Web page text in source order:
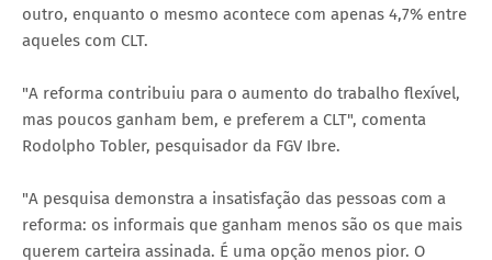
outro, enquanto o mesmo acontece com apenas 4,7% entre
aqueles com CLT.
"A reforma contribuiu para o aumento do trabalho flexível,
mas poucos ganham bem, e preferem a CLT", comenta
Rodolpho Tobler, pesquisador da FGV Ibre.
"A pesquisa demonstra a insatisfação das pessoas com a
reforma: os informais que ganham menos são os que mais
querem carteira assinada. É uma opção menos pior. O